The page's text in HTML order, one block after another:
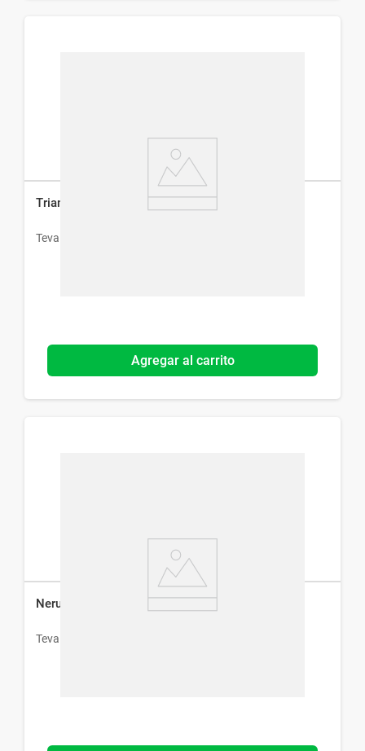
Triamcinol Loción x 25 ml
Teva
Agregar al carrito
Nerusil 60 mg x 20 Comprimidos
Teva